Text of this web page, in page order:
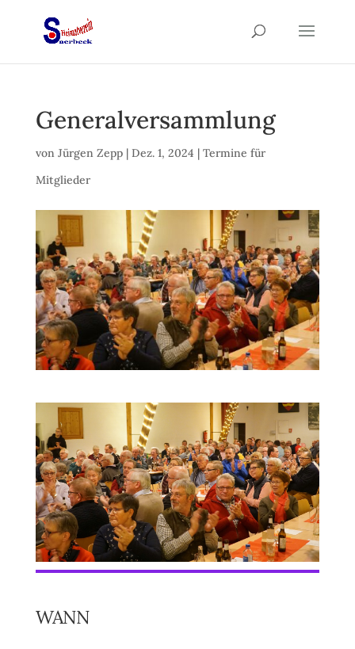
Generalversammlung
von Jürgen Zepp| Dez. 1, 2024 | Termine für
Mitglieder
WANN